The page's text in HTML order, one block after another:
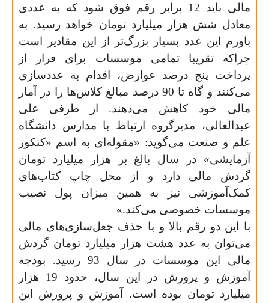
مالی باید 12 برابر رقم فوق شود که به عددی
معادل شش هزار میلیارد تومان خواهد رسید. به
باورم این عدد بسیار بزرگ‌تر از این مقادیر است
چرا‌که تقریبا تمامی موسسات برای فرار از
پرداخت پنج درصد عوارض، اقدام به عدد‌سازی
می‌کنند و گاه تا 90 درصد مبالغ کلاس‌ها را در آمار
مالی خود کاهش می‌دهند. از طرفی علی
عبدالعالی، مدیر‌گروه ارتباط با مدارس دانشگاه
علم و صنعت می‌گوید: «مقوله‌ای به اسم «کنکور
آزمایشی» در سال بالغ بر هزار میلیارد تومان
گردش مالی دارد و از محل چاپ کتاب‌های
کمک‌آموزشی نیز به همین میزان پول نصیب
موسسات خصوصی می‌کند.»
با این دو رقم بالا و با حذف جعل‌سازی‌های مالی
می‌توان به عدد هشت هزار میلیارد تومان گردش
مالی این موسسات در سال 93 رسید. بودجه
آموزش و پرورش در این سال، حدود 19 هزار
میلیارد تومان بوده است. آموزش و پرورش این